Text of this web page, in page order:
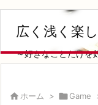
広く浅く楽
～好きなことだけを
 ホーム > Game